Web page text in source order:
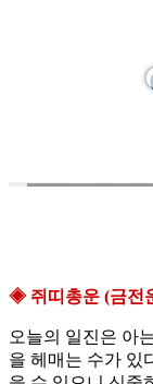
◈ 쥐띠총운 (금전
오늘의 일진은 아
을 헤매는 수가 있